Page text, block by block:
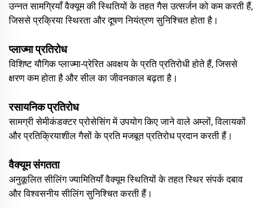
उन्नत सामग्रियाँ वैक्यूम की स्थितियों के तहत गैस उत्सर्जन को कम करती हैं,
जिससे प्रक्रिया स्थिरता और दूषण नियंत्रण सुनिश्चित होता है।
प्लाज्मा प्रतिरोध
विशिष्ट यौगिक प्लाज्मा-प्रेरित अवक्षय के प्रति प्रतिरोधी होते हैं, जिससे
क्षरण कम होता है और सील का जीवनकाल बढ़ता है।
रसायनिक प्रतिरोध
सामग्री सेमीकंडक्टर प्रोसेसिंग में उपयोग किए जाने वाले अम्लों, विलायकों
और प्रतिक्रियाशील गैसों के प्रति मजबूत प्रतिरोध प्रदान करती हैं।
वैक्यूम संगतता
अनुकूलित सीलिंग ज्यामितियाँ वैक्यूम स्थितियों के तहत स्थिर संपर्क दबाव
और विश्वसनीय सीलिंग सुनिश्चित करती हैं।